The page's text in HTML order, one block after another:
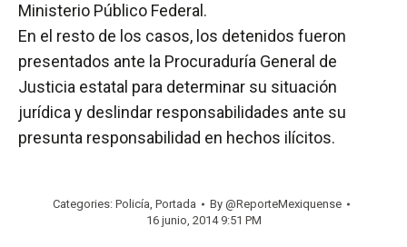
Ministerio Público Federal.
En el resto de los casos, los detenidos fueron
presentados ante la Procuraduría General de
Justicia estatal para determinar su situación
jurídica y deslindar responsabilidades ante su
presunta responsabilidad en hechos ilícitos.
Categories: Policía, Portada By @ReporteMexiquense
16 junio, 2014 9:51 PM